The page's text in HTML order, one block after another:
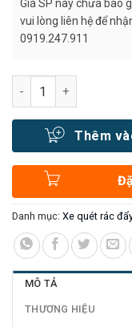
Giá SP này chưa bao
vui lòng liên hệ để
0919.247.911
Số lượng
Thêm
Danh mục: Xe quét rác
MÔ TẢ
THƯƠNG HIỆU